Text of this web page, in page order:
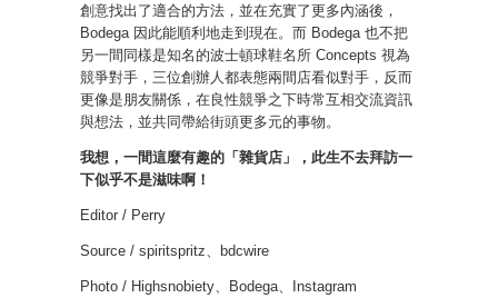
創意找出了適合的方法，並在充實了更多內涵後，
Bodega 因此能順利地走到現在。 而 Bodega 也不把
另一間同樣是知名的波士頓球鞋名所 Concepts 視為
競爭對手，三位創辦人都表態兩間店看似對手，反而
更像是朋友關係，在良性競爭之下時常互相交流資訊
與想法，並共同帶給街頭更多元的事物。
我想，一間這麼有趣的「雜貨店」，此生不去拜訪一
下似乎不是滋味啊！
Editor / Perry
Source / spiritspritz、bdcwire
Photo / Highsnobiety、Bodega、Instagram